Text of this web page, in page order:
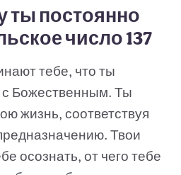
ты постоянно
число 137
тебе, что ты
с Божественным. Ты
жизнь, соответствуя
Твои
осознать, от чего тебе